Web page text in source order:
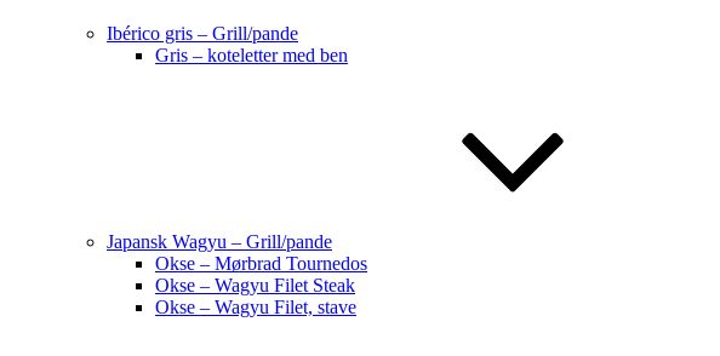
Ibérico gris – Grill/pande
Gris – koteletter med ben
Japansk Wagyu – Grill/pande
Okse – Mørbrad Tournedos
Okse – Wagyu Filet Steak
Okse – Wagyu Filet, stave